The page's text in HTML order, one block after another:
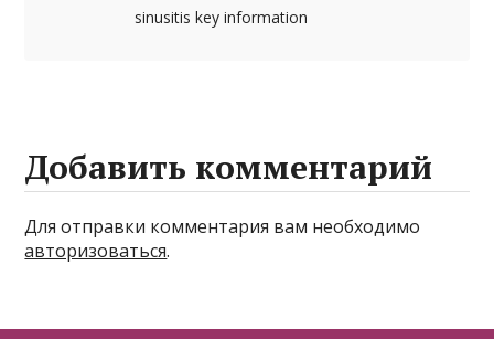
sinusitis key information
Добавить комментарий
Для отправки комментария вам необходимо
авторизоваться.